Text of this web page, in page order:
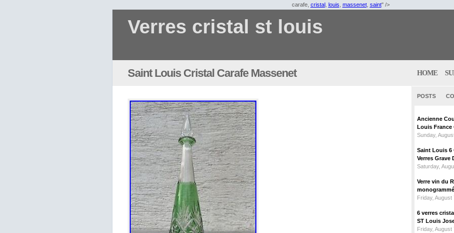
carafe, cristal, louis massenet, saint" />
Verres cristal st louis
Saint Louis Cristal Carafe Massenet HOME
POSTS
Ancienne
Louis France
Sunday,
Saint Louis 6
Verres Grave
Saturday,
Verre vin du
Friday,
6 verres
ST Louis
Friday,